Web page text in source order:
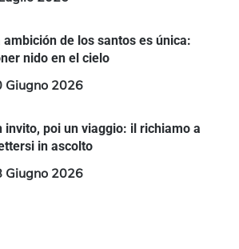
ambición de los santos es única:
nido en el cielo
Giugno 2026
invito, poi un viaggio: il richiamo a
in ascolto
Giugno 2026